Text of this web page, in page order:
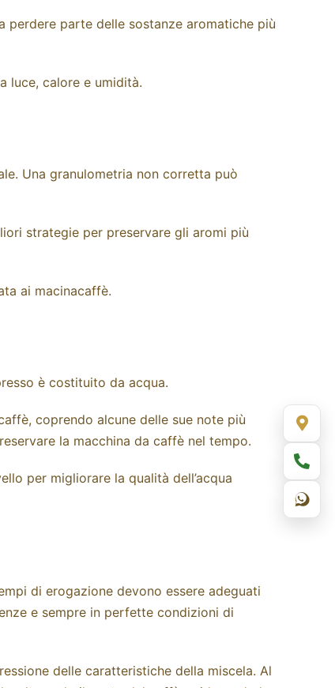
parte delle sostanze aromatiche più
luce, calore e umidità.
Una granulometria non corretta può
strategie per preservare gli aromi più
ai macinacaffè.
è costituito da acqua.
coprendo alcune delle sue note più
la macchina da caffè nel tempo.
per migliorare la qualità dell’acqua
di erogazione devono essere adeguati
e sempre in perfette condizioni di
delle caratteristiche della miscela. Al